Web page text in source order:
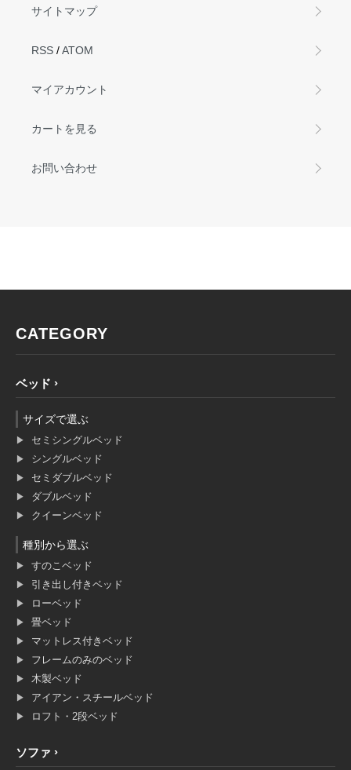
サイトマップ
RSS /ATOM
マイアカウント
カートを見る
お問い合わせ
CATEGORY
ベッド
サイズで選ぶ
セミシングルベッド
シングルベッド
セミダブルベッド
ダブルベッド
クイーンベッド
種別から選ぶ
すのこベッド
引き出し付きベッド
ローベッド
畳ベッド
マットレス付きベッド
フレームのみのベッド
木製ベッド
アイアン・スチールベッド
ロフト・2段ベッド
ソファ